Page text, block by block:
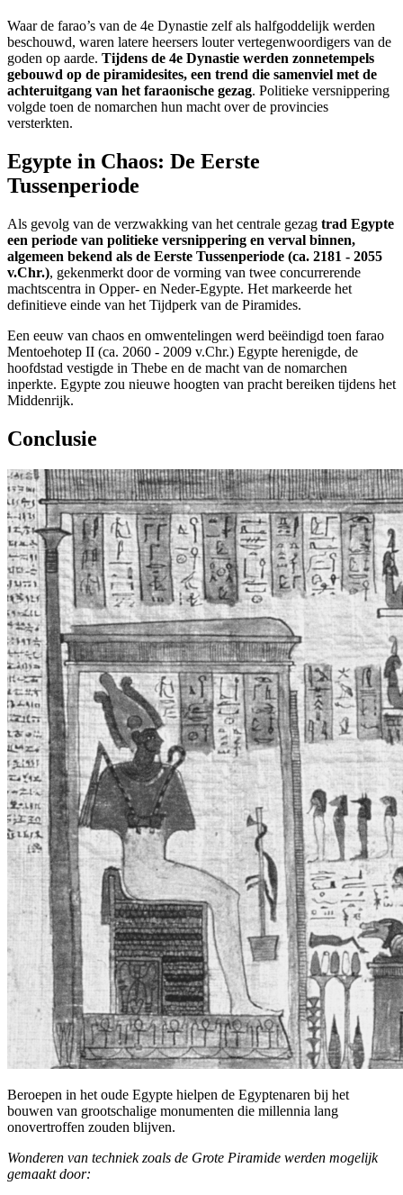
Waar de farao’s van de 4e Dynastie zelf als halfgoddelijk werden
beschouwd, waren latere heersers louter vertegenwoordigers van de
goden op aarde. Tijdens de 4e Dynastie werden zonnetempels
gebouwd op de piramidesites, een trend die samenviel met de
achteruitgang van het faraonische gezag. Politieke versnippering
volgde toen de nomarchen hun macht over de provincies
versterkten.
Egypte in Chaos: De Eerste
Tussenperiode
Als gevolg van de verzwakking van het centrale gezag trad Egypte
een periode van politieke versnippering en verval binnen,
algemeen bekend als de Eerste Tussenperiode (ca. 2181 - 2055
v.Chr.), gekenmerkt door de vorming van twee concurrerende
machtscentra in Opper- en Neder-Egypte. Het markeerde het
definitieve einde van het Tijdperk van de Piramides.
Een eeuw van chaos en omwentelingen werd beëindigd toen farao
Mentoehotep II (ca. 2060 - 2009 v.Chr.) Egypte herenigde, de
hoofdstad vestigde in Thebe en de macht van de nomarchen
inperkte. Egypte zou nieuwe hoogten van pracht bereiken tijdens het
Middenrijk.
Conclusie
Beroepen in het oude Egypte hielpen de Egyptenaren bij het
bouwen van grootschalige monumenten die millennia lang
onovertroffen zouden blijven.
Wonderen van techniek zoals de Grote Piramide werden mogelijk
gemaakt door: